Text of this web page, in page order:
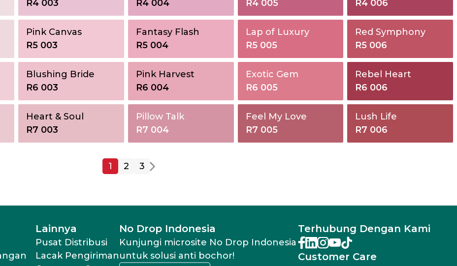
R4 003
R4 004
R4 005
R4 006
Pink Canvas
R5 003
Fantasy Flash
R5 004
Lap of Luxury
R5 005
Red Symphony
R5 006
Blushing Bride
R6 003
Pink Harvest
R6 004
Exotic Gem
R6 005
Rebel Heart
R6 006
Heart & Soul
R7 003
Pillow Talk
R7 004
Feel My Love
R7 005
Lush Life
R7 006
1 2 3
Lainnya
Pusat Distribusi
Lacak Pengiriman
No Drop Indonesia
Kunjungi microsite No Drop Indonesia
untuk solusi anti bochor!
Terhubung Dengan Kami
Customer Care